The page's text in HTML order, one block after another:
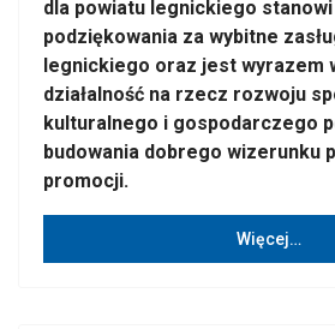
dla powiatu legnickiego
podziękowania za wybitne
legnickiego oraz jest wyrazem
działalność na rzecz rozwoju
kulturalnego i gospodarczego
budowania dobrego wizerunku
promocji.
Więcej…